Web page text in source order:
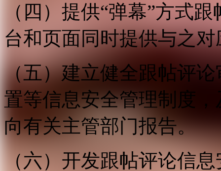
（四）提供“弹幕”方式
台和页面同时提供与之
（五）建立健全跟帖评
置等信息安全管理制度
向有关主管部门报告。
（六）开发跟帖评论信